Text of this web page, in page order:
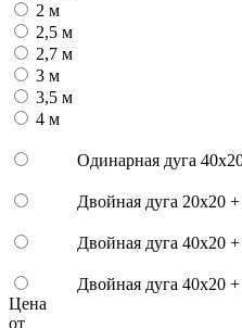
2 м
2,5 м
2,7 м
3 м
3,5 м
4 м
Одинарная дуга
Двойная дуга 20х20
Двойная дуга 40х20
Двойная дуга 40x20
Цена
от